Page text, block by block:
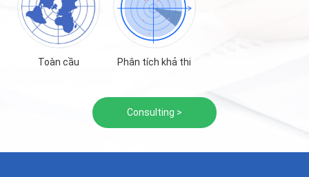
Toàn cầu Phân tích khả thi
Consulting >